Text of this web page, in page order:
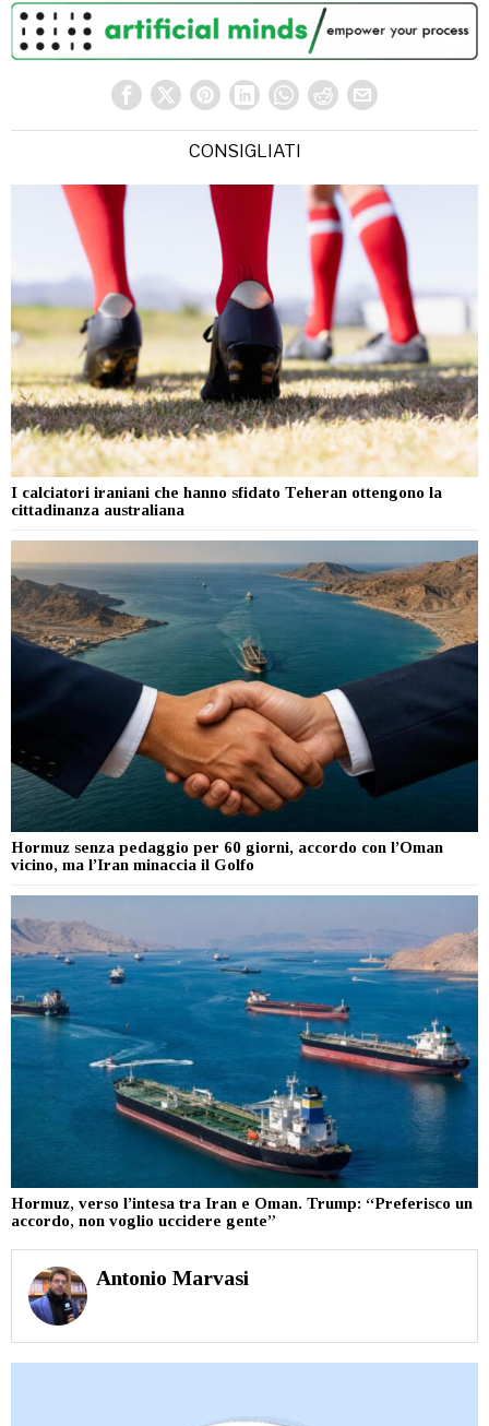
CONSIGLIATI
I calciatori iraniani che hanno sfidato Teheran ottengono la
cittadinanza australiana
Hormuz senza pedaggio per 60 giorni, accordo con l’Oman
vicino, ma l’Iran minaccia il Golfo
Hormuz, verso l’intesa tra Iran e Oman. Trump: “Preferisco un
accordo, non voglio uccidere gente”
Antonio Marvasi